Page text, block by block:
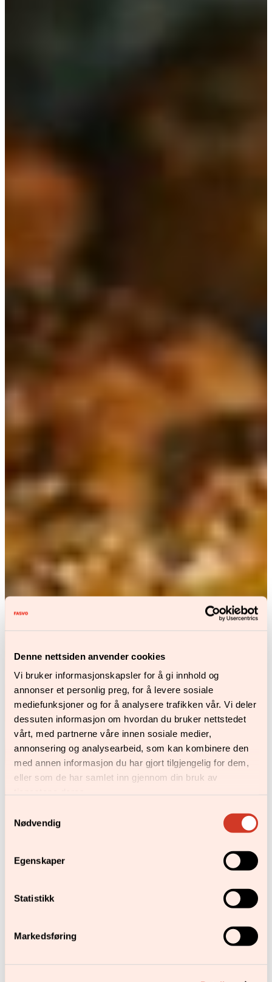
Denne nettsiden anvender cookies
Vi bruker informasjonskapsler for å gi innhold og
annonser et personlig preg, for å levere sosiale
mediefunksjoner og for å analysere trafikken vår. Vi deler
dessuten informasjon om hvordan du bruker nettstedet
vårt, med partnerne våre innen sosiale medier,
annonsering og analysearbeid, som kan kombinere den
med annen informasjon du har gjort tilgjengelig for dem,
eller som de har samlet inn gjennom din bruk av
Nødvendig
Egenskaper
Statistikk
Markedsføring